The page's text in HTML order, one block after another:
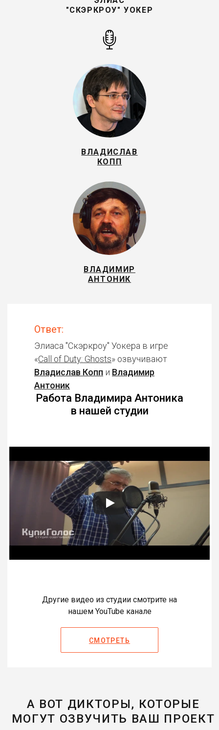
"СКЭРКРОУ" УОКЕР
ВЛАДИСЛАВ
КОПП
ВЛАДИМИР
АНТОНИК
Ответ:
Элиаса "Скэркроу" Уокера в игре
«Call of Duty: Ghosts» озвучивают
Владислав Копп и Владимир
Антоник
Работа Владимира Антоника
в нашей студии
Другие видео из студии смотрите на
нашем YouTube канале
СМОТРЕТЬ
А ВОТ ДИКТОРЫ, КОТОРЫЕ
МОГУТ ОЗВУЧИТЬ ВАШ ПРОЕКТ